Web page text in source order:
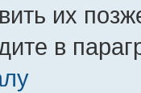
их
в